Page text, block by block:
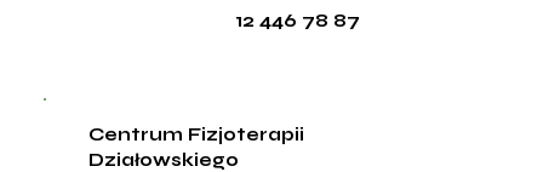
12 446 78 87
Centrum Fizjoterapii
Działowskiego